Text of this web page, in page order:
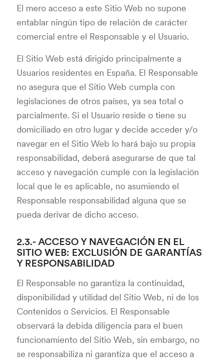
El mero acceso a este Sitio Web no supone
entablar ningún tipo de relación de carácter
comercial entre el Responsable y el Usuario.
El Sitio Web está dirigido principalmente a
Usuarios residentes en España. El Responsable
no asegura que el Sitio Web cumpla con
legislaciones de otros países, ya sea total o
parcialmente. Si el Usuario reside o tiene su
domiciliado en otro lugar y decide acceder y/o
navegar en el Sitio Web lo hará bajo su propia
responsabilidad, deberá asegurarse de que tal
acceso y navegación cumple con la legislación
local que le es aplicable, no asumiendo el
Responsable responsabilidad alguna que se
pueda derivar de dicho acceso.
2.3.- ACCESO Y NAVEGACIÓN EN EL
SITIO WEB: EXCLUSIÓN DE GARANTÍAS
Y RESPONSABILIDAD
El Responsable no garantiza la continuidad,
disponibilidad y utilidad del Sitio Web, ni de los
Contenidos o Servicios. El Responsable
observará la debida diligencia para el buen
funcionamiento del Sitio Web, sin embargo, no
se responsabiliza ni garantiza que el acceso a